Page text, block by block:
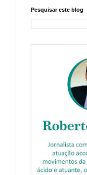
Pesquisar este blog